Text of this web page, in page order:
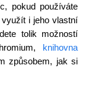
pokud používáte
i jeho vlastní
tolik možností
knihovna
způsobem, jak si